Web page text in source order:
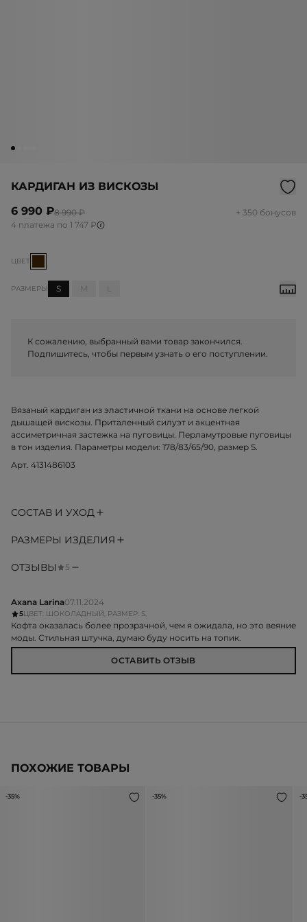
КАРДИГАН ИЗ ВИСКОЗЫ
6 990 ₽8 990 ₽
+ 350 бонусов
4 платежа по 1 747 ₽
ЦВЕТ
РАЗМЕРЫ S M
К сожалению, выбранный вами товар закончился.
Подпишитесь, чтобы первым узнать о его поступлении.
Вязаный кардиган из эластичной ткани на основе легкой
дышащей вискозы. Приталенный силуэт и акцентная
ассиметричная застежка на пуговицы. Перламутровые пуговицы
в тон изделия. Параметры модели: 178/83/65/90, размер S.
Арт. 4131486103
СОСТАВ И УХОД
РАЗМЕРЫ ИЗДЕЛИЯ
ОТЗЫВЫ 5
Axana Larinа07.11.2024
5ЦВЕТ: ШОКОЛАДНЫЙ, РАЗМЕР: S,
Кофта оказалась более прозрачной, чем я ожидала, но это веяние
моды. Стильная штучка, думаю буду носить на топик.
ОСТАВИТЬ ОТЗЫВ
ПОХОЖИЕ ТОВАРЫ
-35% -35% -